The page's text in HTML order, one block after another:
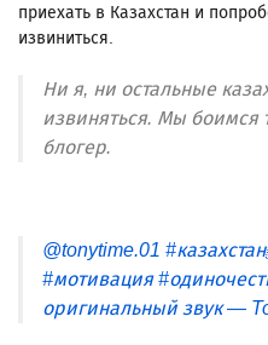
приехать в Казахстан и
извиниться.
Ни я, ни остальные
извиняться. Мы боимся
блогер.
@tonytime.01
#мотивация
оригинальный звук —